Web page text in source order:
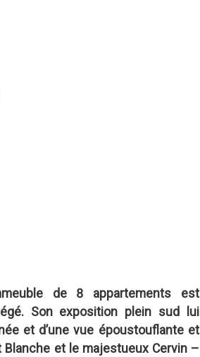
de 8 appartements est
Son exposition plein sud lui
et d’une vue époustouflante et
Blanche et le majestueux Cervin –